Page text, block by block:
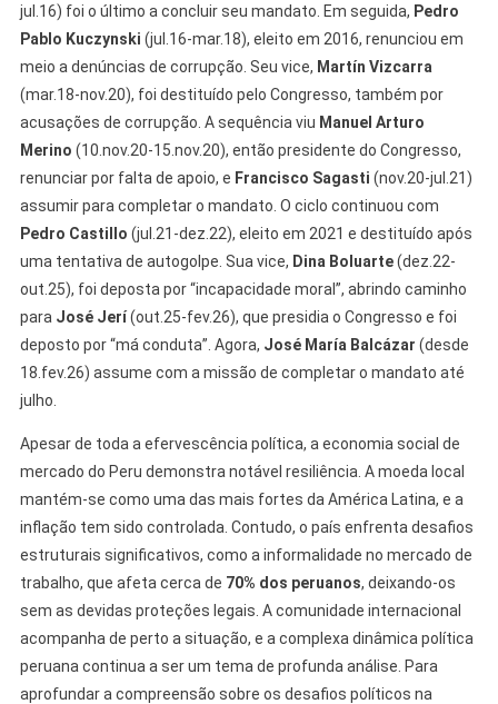
jul.16) foi o último a concluir seu mandato. Em seguida, Pedro
Pablo Kuczynski (jul.16-mar.18), eleito em 2016, renunciou em
meio a denúncias de corrupção. Seu vice, Martín Vizcarra
(mar.18-nov.20), foi destituído pelo Congresso, também por
acusações de corrupção. A sequência viu Manuel Arturo
Merino (10.nov.20-15.nov.20), então presidente do Congresso,
renunciar por falta de apoio, e Francisco Sagasti (nov.20-jul.21)
assumir para completar o mandato. O ciclo continuou com
Pedro Castillo (jul.21-dez.22), eleito em 2021 e destituído após
uma tentativa de autogolpe. Sua vice, Dina Boluarte(dez.22-
out.25), foi deposta por “incapacidade moral”, abrindo caminho
para José Jerí(out.25-fev.26), que presidia o Congresso e foi
deposto por “má conduta”. Agora, José María Balcázar (desde
18.fev.26) assume com a missão de completar o mandato até
julho.
Apesar de toda a efervescência política, a economia social de
mercado do Peru demonstra notável resiliência. A moeda local
mantém-se como uma das mais fortes da América Latina, e a
inflação tem sido controlada. Contudo, o país enfrenta desafios
estruturais significativos, como a informalidade no mercado de
trabalho, que afeta cerca de 70% dos peruanos, deixando-os
sem as devidas proteções legais. A comunidade internacional
acompanha de perto a situação, e a complexa dinâmica política
peruana continua a ser um tema de profunda análise. Para
aprofundar a compreensão sobre os desafios políticos na